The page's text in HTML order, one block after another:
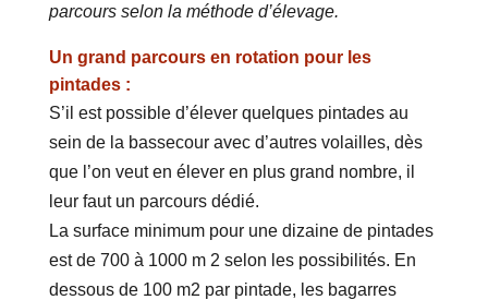
parcours selon la méthode d’élevage.
Un grand parcours en rotation pour les
pintades :
S’il est possible d’élever quelques pintades au
sein de la bassecour avec d’autres volailles, dès
que l’on veut en élever en plus grand nombre, il
leur faut un parcours dédié.
La surface minimum pour une dizaine de pintades
est de 700 à 1000 m 2 selon les possibilités. En
dessous de 100 m2 par pintade, les bagarres